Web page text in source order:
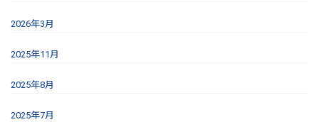
2026年3月
2025年11月
2025年8月
2025年7月